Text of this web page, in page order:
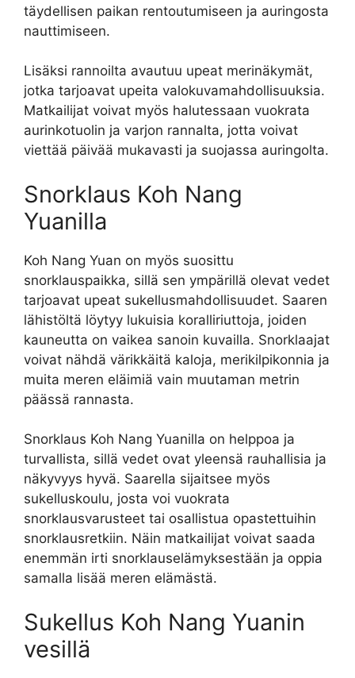
täydellisen paikan rentoutumiseen ja auringosta
nauttimiseen.
Lisäksi rannoilta avautuu upeat merinäkymät,
jotka tarjoavat upeita valokuvamahdollisuuksia.
Matkailijat voivat myös halutessaan vuokrata
aurinkotuolin ja varjon rannalta, jotta voivat
viettää päivää mukavasti ja suojassa auringolta.
Snorklaus Koh Nang
Yuanilla
Koh Nang Yuan on myös suosittu
snorklauspaikka, sillä sen ympärillä olevat vedet
tarjoavat upeat sukellusmahdollisuudet. Saaren
lähistöltä löytyy lukuisia koralliriuttoja, joiden
kauneutta on vaikea sanoin kuvailla. Snorklaajat
voivat nähdä värikkäitä kaloja, merikilpikonnia ja
muita meren eläimiä vain muutaman metrin
päässä rannasta.
Snorklaus Koh Nang Yuanilla on helppoa ja
turvallista, sillä vedet ovat yleensä rauhallisia ja
näkyvyys hyvä. Saarella sijaitsee myös
sukelluskoulu, josta voi vuokrata
snorklausvarusteet tai osallistua opastettuihin
snorklausretkiin. Näin matkailijat voivat saada
enemmän irti snorklauselämyksestään ja oppia
samalla lisää meren elämästä.
Sukellus Koh Nang Yuanin
vesillä